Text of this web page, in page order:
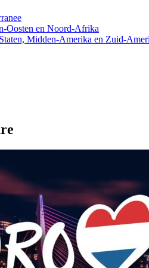
Oosten en Noord-Afrika
Midden-Amerika en Zuid-